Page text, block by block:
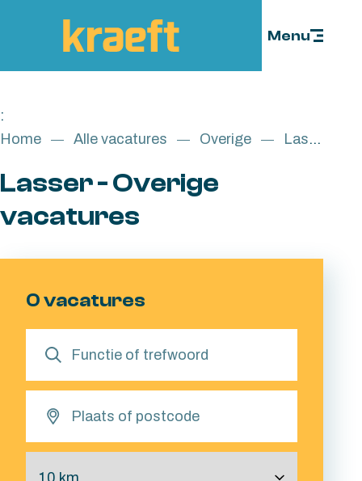
Menu
:
Home
Alle vacatures Overige Lasser
Lasser - Overige
vacatures
0 vacatures